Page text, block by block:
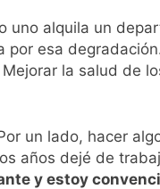
alquila un
por esa
la salud de
un lado, hacer
años dejé de
y estoy